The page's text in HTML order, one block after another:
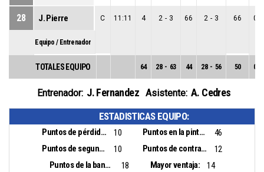
28 J. Pierre C 11:11 4 2 - 3 66 2 - 3 66 0
Equipo / Entrenador
TOTALES EQUIPO 64 28 - 63 44 28 - 56 50 0
Entrenador: J. Fernandez Asistente: A. Cedres
ESTADISTICAS EQUIPO:
Puntos de pérdidas: 10 Puntos en la pintura:
46
Puntos de segunda oportunidad:
10 Puntos de contra ataque:
12
Puntos de la banca:
18 Mayor ventaja:
14